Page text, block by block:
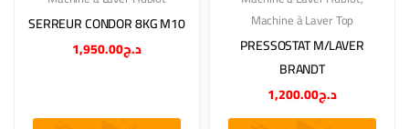
SERREUR CONDOR 8KG M10
د.ج1,950.00
Machine à Laver Top
PRESSOSTAT M/LAVER
BRANDT
د.ج1,200.00